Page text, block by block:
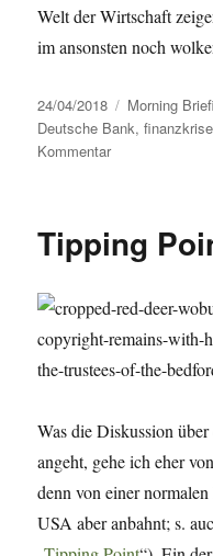
Welt der Wirtschaft
im ansonsten noch
Veröffentlicht
am
24/04/2018 Kategorien
Morning
Deutsche Bank,finanzkrise
Kommentarzu
24.
April
–
Deutsche
//
Bonds
Tipping
Was die Diskussion
angeht, gehe ich eher
denn von einer
USA aber anbahnt; s.